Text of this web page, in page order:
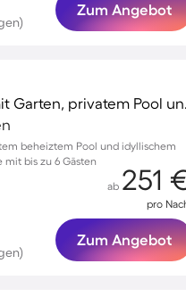
Zum Angebot
Voll
beheiztem Pool und idyllischem
bis zu 6 Gästen
ab 251
pro
Zum Angebot